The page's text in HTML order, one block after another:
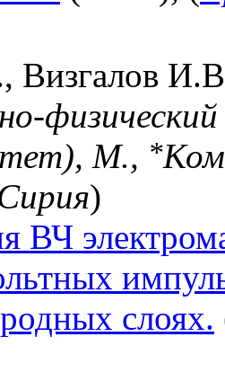
Визгалов
М., *
)
ВЧ
слоях.